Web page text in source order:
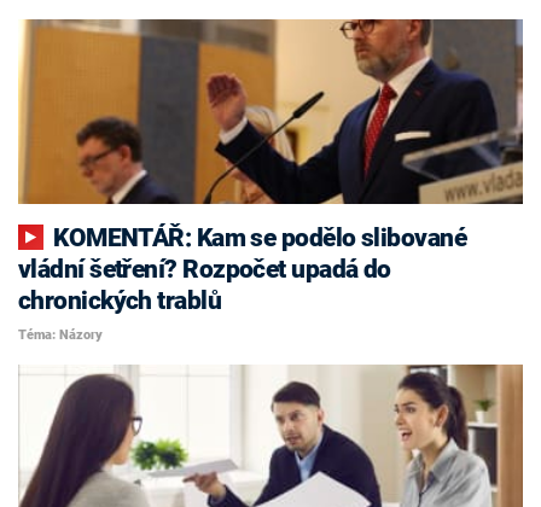
vládní šetření? Rozpočet upadá do
chronických trablů
Téma: Názory